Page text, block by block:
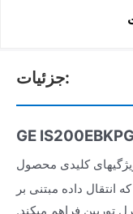
جزئیات:
GE
کلیدی محصول
داده مبتنی بر
توربین فراهم میکند.